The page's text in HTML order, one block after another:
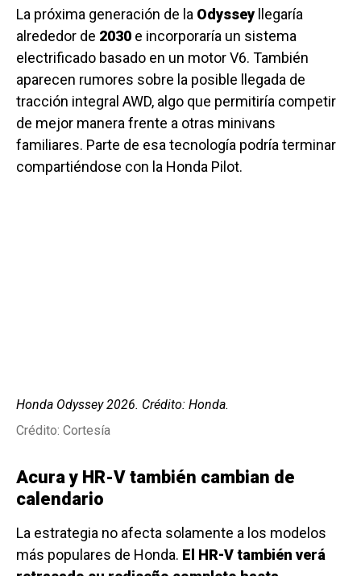
La próxima generación de la Odyssey llegaría
alrededor de 2030 e incorporaría un sistema
electrificado basado en un motor V6. También
aparecen rumores sobre la posible llegada de
tracción integral AWD, algo que permitiría competir
de mejor manera frente a otras minivans
familiares. Parte de esa tecnología podría terminar
compartiéndose con la Honda Pilot.
Honda Odyssey 2026. Crédito: Honda.
Crédito: Cortesía
Acura y HR-V también cambian de
calendario
La estrategia no afecta solamente a los modelos
más populares de Honda. El HR-V también verá